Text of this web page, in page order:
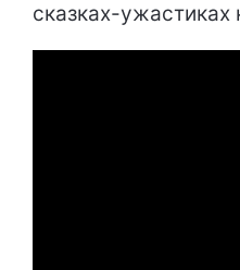
сказках-ужастиках